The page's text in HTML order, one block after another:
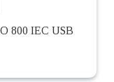
800 IEC USB